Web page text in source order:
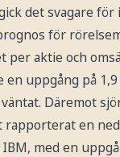
det svagare
för
per aktie och
uppgång på
Däremot
en
med en